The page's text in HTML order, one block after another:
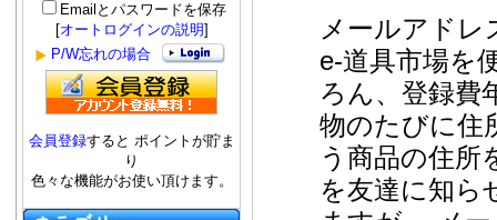
Emailとパスワードを保存
[オートログインの説明]
P/W忘れの場合
会員登録すると ポイントが貯ま
り
色々な機能がお使い頂けます。
メールアドレ
e-道具市場を
ろん、登録費
物のたびに住
う商品の住所
を友達に知ら